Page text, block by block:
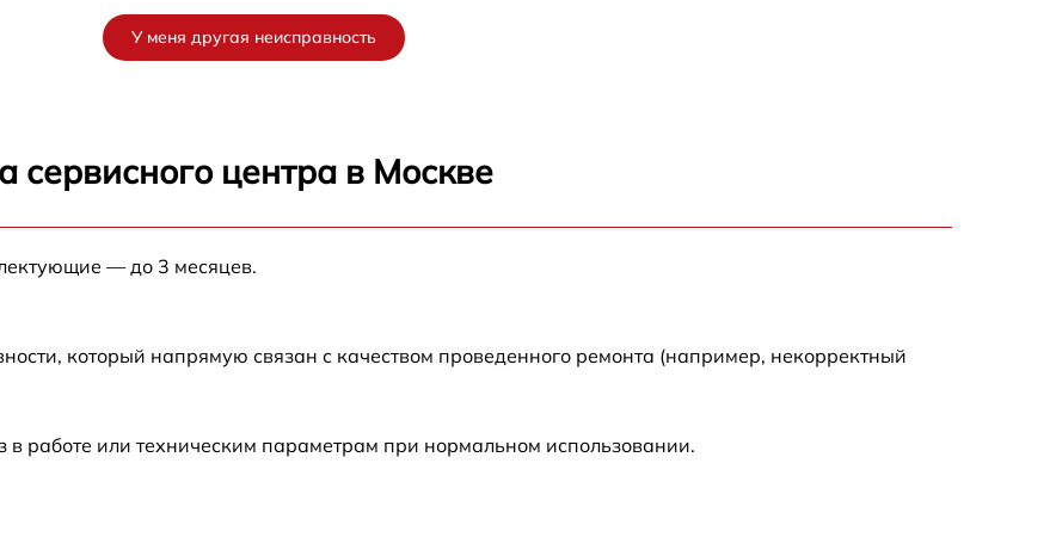
от 60 мин
У меня другая неисправность
сервисного центра в Москве
— до 3 месяцев.
который напрямую связан с качеством проведенного ремонта (например, некорректный
работе или техническим параметрам при нормальном использовании.